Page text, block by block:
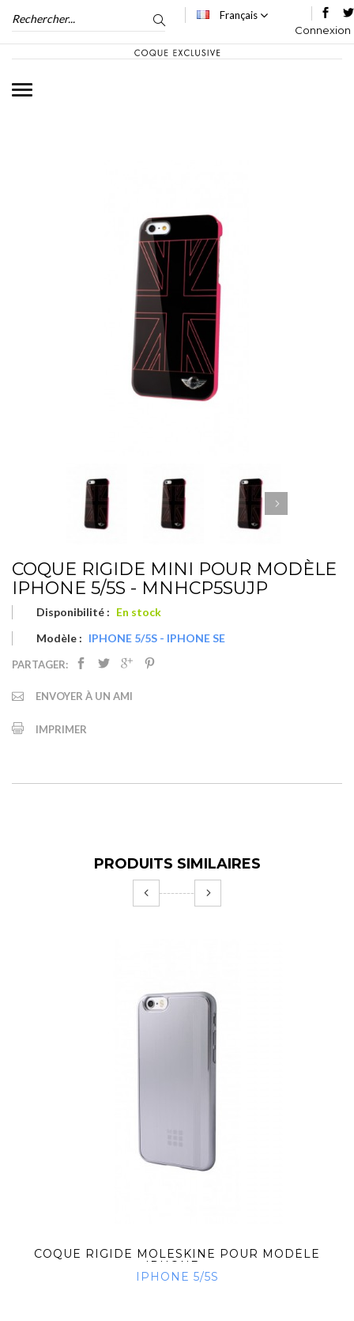
Français
Connexion
COQUE RIGIDE MINI POUR MODÈLE
IPHONE 5/5S - MNHCP5SUJP
Disponibilité : En stock
Modèle : IPHONE 5/5S - IPHONE SE
PARTAGER:
ENVOYER À UN AMI
IMPRIMER
PRODUITS SIMILAIRES
COQUE RIGIDE MOLESKINE POUR MODÈLE
IPHONE...
IPHONE 5/5S